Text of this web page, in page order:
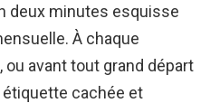
deux minutes esquisse
À chaque
avant tout grand départ
cachée et